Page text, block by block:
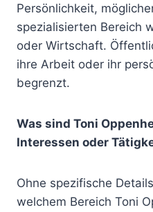
Persönlichkeit,
spezialisierten Bereich
oder Wirtschaft.
ihre Arbeit oder ihr
begrenzt.
Was sind Toni
Interessen oder
Ohne spezifische
welchem Bereich Toni